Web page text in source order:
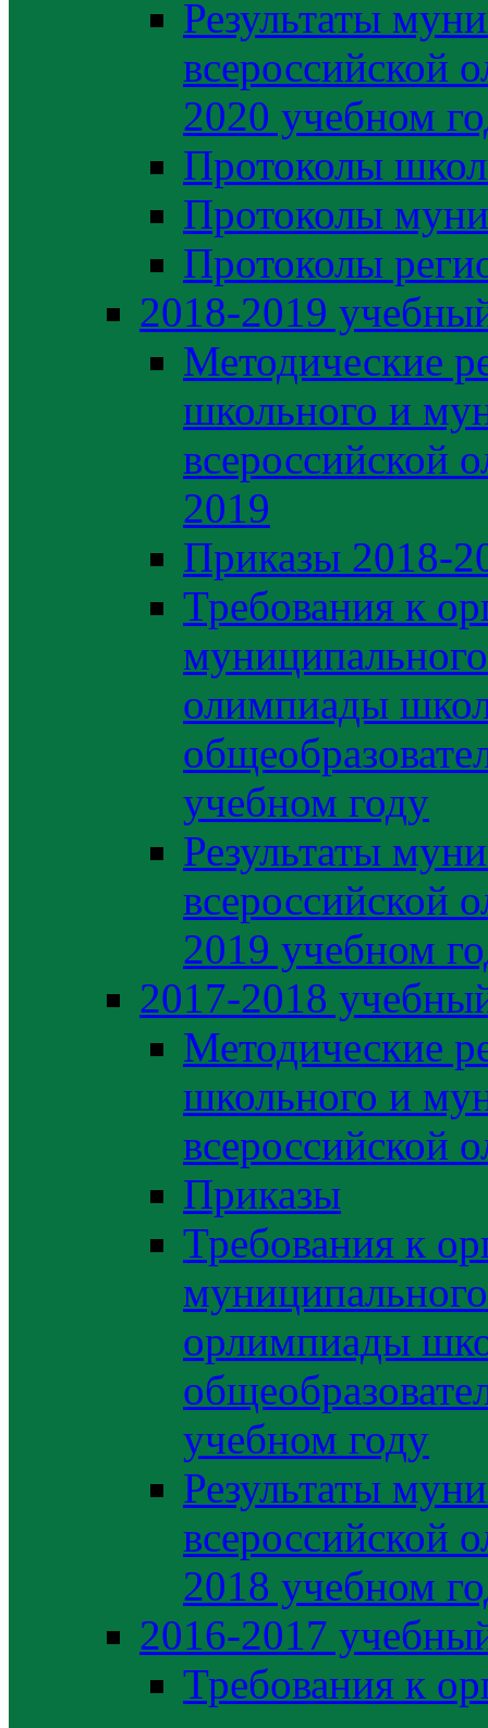
Результаты
всероссийской
2020 учебном
Протоколы
Протоколы
Протоколы
2018-2019
Методические
школьного и
всероссийской
2019
Приказы 2018-
Требования к
олимпиады
учебном году
Результаты
всероссийской
2019 учебном
2017-2018
Методические
школьного и
всероссийской
Приказы
Требования к
орлимпиады
учебном году
Результаты
всероссийской
2018 учебном
2016-2017
Требования к